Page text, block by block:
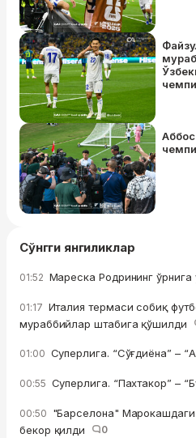
Сўнгги янгиликлар
01:52 Мареска Родрининг
01:17 Италия термаси собиқ
мураббийлар штабига қўшилди
01:00 Суперлига. “Сўғдиёна” –
00:55 Суперлига. “Пахтакор” –
00:50 "Барселона" Марокашдаги
бекор қилди
0